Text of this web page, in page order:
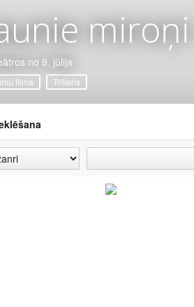
no 9. jūlija
filma Trilleris